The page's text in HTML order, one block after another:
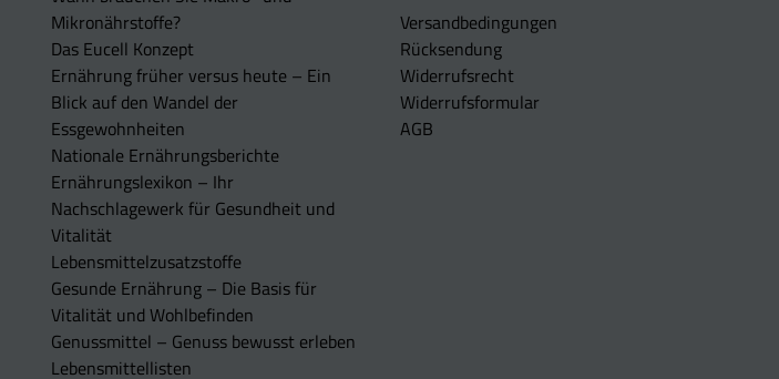
Mikronährstoffe?
Das Eucell Konzept
Ernährung früher versus heute – Ein
Blick auf den Wandel der
Essgewohnheiten
Nationale Ernährungsberichte
Ernährungslexikon – Ihr
Nachschlagewerk für Gesundheit und
Vitalität
Lebensmittelzusatzstoffe
Gesunde Ernährung – Die Basis für
Vitalität und Wohlbefinden
Genussmittel – Genuss bewusst erleben
Lebensmittellisten
Versandbedingungen
Rücksendung
Widerrufsrecht
Widerrufsformular
AGB